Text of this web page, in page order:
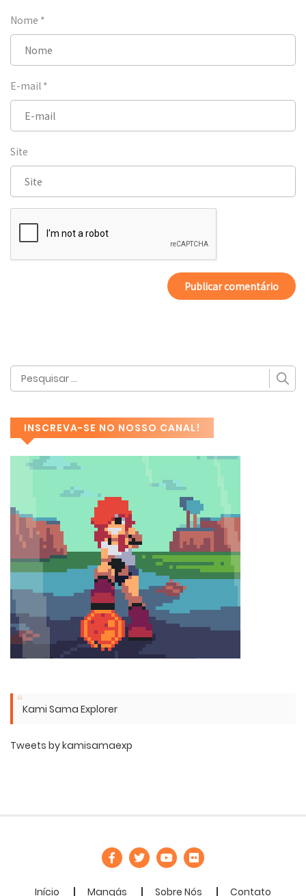
Nome *
E-mail *
Site
INSCREVA-SE NO NOSSO CANAL!
Kami Sama Explorer
Tweets by kamisamaexp
Início Mangás Sobre Nós Contato